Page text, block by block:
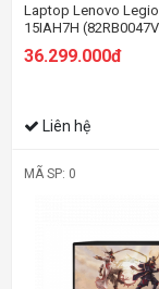
Laptop Lenovo
15IAH7H
SSD/15.6 QHD 165hz/
36.299.000đ
Liên hệ
MÃ SP: 0